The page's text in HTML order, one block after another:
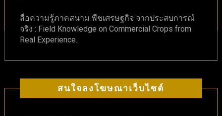
สื่อความรู้ภาคสนาม พืชเศรษฐกิจ จากประสบการณ์
จริง : Field Knowledge on Commercial Crops from
Real Experience.
สนใจลงโฆษณาเว็บไซต์